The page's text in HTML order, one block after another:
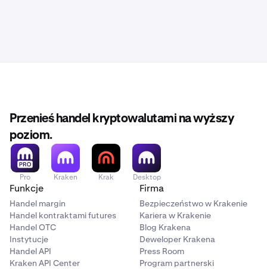
Przenieś handel kryptowalutami na wyższy
poziom.
Pro Kraken Krak Desktop
Funkcje
Handel margin
Handel kontraktami futures
Handel OTC
Instytucje
Handel API
Kraken API Center
Firma
Bezpieczeństwo w Krakenie
Kariera w Krakenie
Blog Krakena
Deweloper Krakena
Press Room
Program partnerski